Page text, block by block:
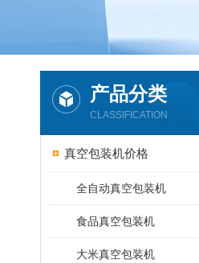
产品分类
CLASSIFICATION
真空包装机价格
全自动真空包装机
食品真空包装机
大米真空包装机